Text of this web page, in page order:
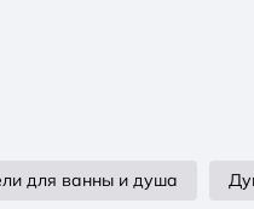
для ванны и душа